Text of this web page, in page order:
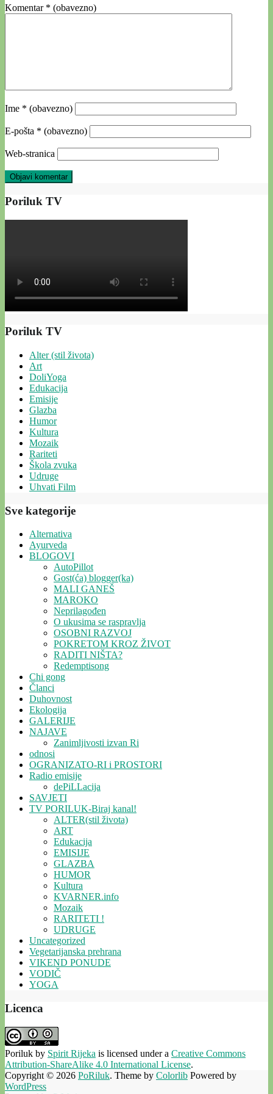
Komentar * (obavezno)
Ime * (obavezno)
E-pošta * (obavezno)
Web-stranica
Poriluk TV
Poriluk TV
Alter (stil života)
Art
DoliYoga
Edukacija
Emisije
Glazba
Humor
Kultura
Mozaik
Rariteti
Škola zvuka
Udruge
Uhvati Film
Sve kategorije
Alternativa
Ayurveda
BLOGOVI
AutoPillot
Gost(ća) blogger(ka)
MALI GANEŠ
MAROKO
Neprilagođen
O ukusima se raspravlja
OSOBNI RAZVOJ
POKRETOM KROZ ŽIVOT
RADITI NIŠTA?
Redemptisong
Chi gong
Članci
Duhovnost
Ekologija
GALERIJE
NAJAVE
Zanimljivosti izvan Ri
odnosi
OGRANIZATO-RI i PROSTORI
Radio emisije
dePiLLacija
SAVJETI
TV PORILUK-Biraj kanal!
ALTER(stil života)
ART
Edukacija
EMISIJE
GLAZBA
HUMOR
Kultura
KVARNER.info
Mozaik
RARITETI !
UDRUGE
Uncategorized
Vegetarijanska prehrana
VIKEND PONUDE
VODIČ
YOGA
Licenca
Poriluk by Spirit Rijeka is licensed under a Creative Commons
Attribution-ShareAlike 4.0 International License.
Copyright © 2026 PoRiluk. Theme by Colorlib Powered by
WordPress